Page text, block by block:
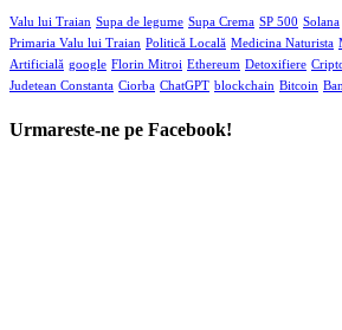
Valu lui Traian Supa de legume Supa Crema SP 500 Solana
Primaria Valu lui Traian Politică Locală Medicina Naturista
Artificială google Florin Mitroi Ethereum Detoxifiere
Judetean Constanta Ciorba ChatGPT blockchain Bitcoin
Urmareste-ne pe Facebook!